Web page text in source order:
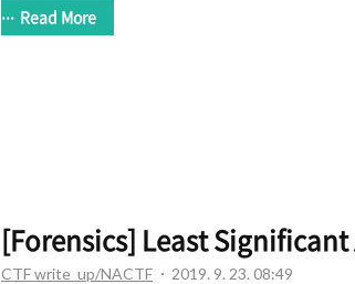
25 45 4F 46 0A 이기 때문에 거기 까지 값을 추
겠습니다. Flag 뒷부분이 있습니다. 앞부분은 아
Read More
[Forensics] Least
CTF write_up/NACTF 2019. 9. 23. 08:49